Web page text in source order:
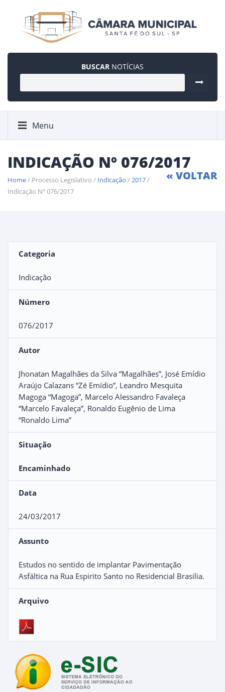
BUSCAR NOTÍCIAS
Menu
INDICAÇÃO Nº 076/2017
« VOLTAR
Home/ Processo Legislativo / Indicação /2017/
Indicação Nº 076/2017
Categoria
Indicação
Número
076/2017
Autor
Jhonatan Magalhães da Silva “Magalhães”, José Emídio
Araújo Calazans “Zé Emídio”, Leandro Mesquita
Magoga “Magoga”, Marcelo Alessandro Favaleça
“Marcelo Favaleça”, Ronaldo Eugênio de Lima
“Ronaldo Lima”
Situação
Encaminhado
Data
24/03/2017
Assunto
Estudos no sentido de implantar Pavimentação
Asfáltica na Rua Espirito Santo no Residencial Brasilia.
Arquivo